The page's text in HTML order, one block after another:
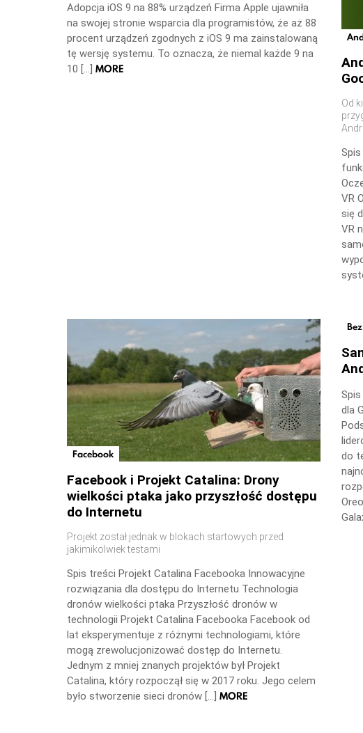
Adopcja iOS 9 na 88% urządzeń Firma Apple ujawniła
na swojej stronie wsparcia dla programistów, że aż 88
procent urządzeń zgodnych z iOS 9 ma zainstalowaną
tę wersję systemu. To oznacza, że niemal każde 9 na
10 […] MORE
Od
VR
się
VR
Facebook
Facebook i Projekt Catalina: Drony
wielkości ptaka jako przyszłość dostępu
do Internetu
Projekt został jednak w blokach startowych przed
jakimikolwiek testami
Spis treści Projekt Catalina Facebooka Innowacyjne
rozwiązania dla dostępu do Internetu Technologia
dronów wielkości ptaka Przyszłość dronów w
technologii Projekt Catalina Facebooka Facebook od
lat eksperymentuje z różnymi technologiami, które
mogą zrewolucjonizować dostęp do Internetu.
Jednym z mniej znanych projektów był Projekt
Catalina, który rozpoczął się w 2017 roku. Jego celem
było stworzenie sieci dronów […] MORE
dla
do